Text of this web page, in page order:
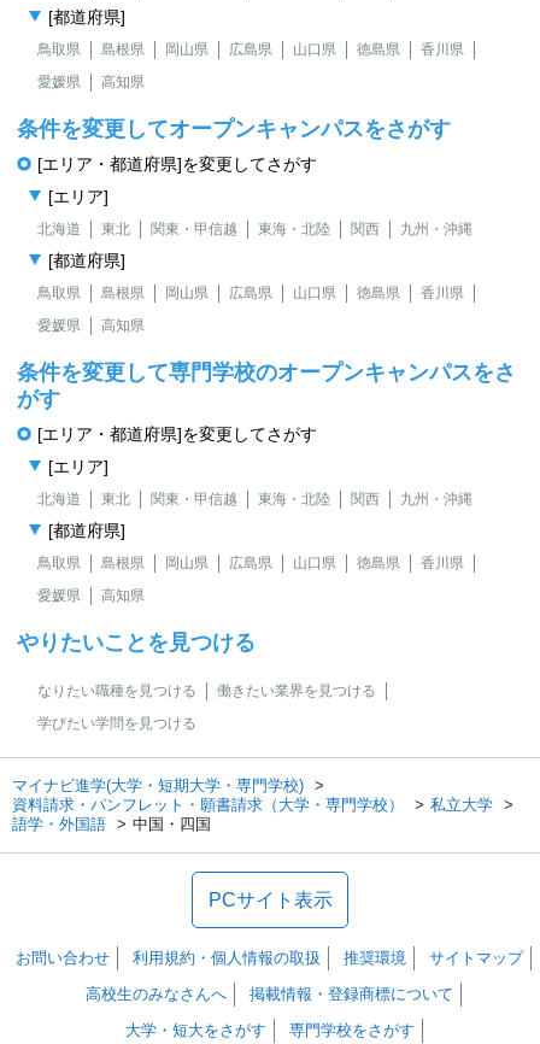
[都道府県]
鳥取県 島根県 岡山県 広島県 山口県 徳島県
香川県
愛媛県
高知県
条件を変更してオープンキャンパスをさがす
[エリア・都道府県]を変更してさがす
[エリア]
北海道 東北 関東・甲信越 東海・北陸 関西 九州・沖縄
[都道府県]
鳥取県 島根県 岡山県 広島県 山口県 徳島県
香川県
愛媛県
高知県
条件を変更して専門学校のオープンキャンパスをさ
がす
[エリア・都道府県]を変更してさがす
[エリア]
北海道 東北 関東・甲信越 東海・北陸 関西 九州・沖縄
[都道府県]
鳥取県 島根県 岡山県 広島県 山口県 徳島県
香川県
愛媛県
高知県
やりたいことを見つける
なりたい職種を見つける
働きたい業界を見つける
学びたい学問を見つける
マイナビ進学(大学・短期大学・専門学校)
資料請求・パンフレット・願書請求（大学・専門学校）
私立大学
語学・外国語
中国・四国
PCサイト表示
お問い合わせ 利用規約・個人情報の取扱 推奨環境
サイトマップ
高校生のみなさんへ
掲載情報・登録商標について
大学・短大をさがす
専門学校をさがす